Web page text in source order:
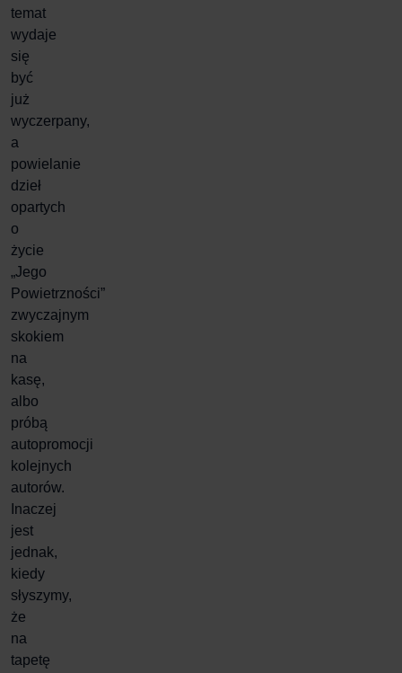
temat
wydaje
się
być
już
wyczerpany,
a
powielanie
dzieł
opartych
o
życie
„Jego
Powietrzności”
zwyczajnym
skokiem
na
kasę,
albo
próbą
autopromocji
kolejnych
autorów.
Inaczej
jest
jednak,
kiedy
słyszymy,
że
na
tapetę